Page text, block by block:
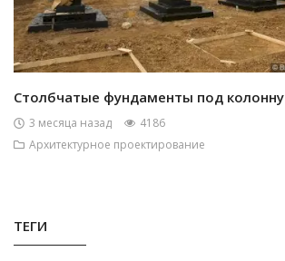
Столбчатые фундаменты под колонну
3 месяца назад
4186
Архитектурное проектирование
ТЕГИ